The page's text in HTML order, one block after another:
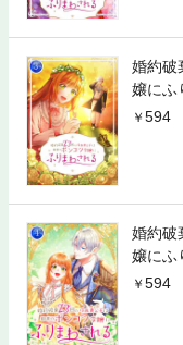
婚約破
嬢にふ
594
婚約破
嬢にふ
594